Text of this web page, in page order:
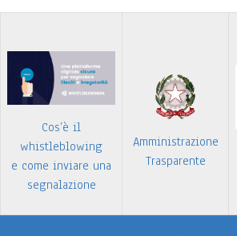
Cos’è il
whistleblowing
e come inviare una
segnalazione
Amministrazione
Trasparente